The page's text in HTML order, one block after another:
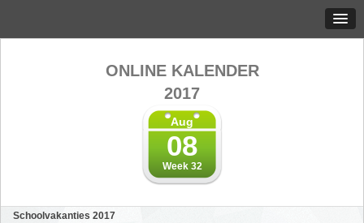
ONLINE KALENDER
2017
Aug
08
Week 32
Schoolvakanties 2017